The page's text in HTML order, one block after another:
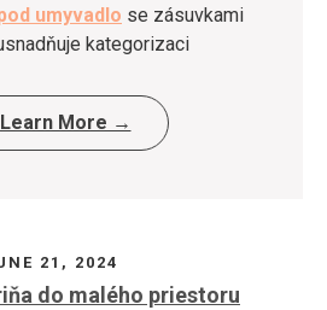
umyvadlo se zásuvkami
kategorizaci
Learn More →
21, 2024
do malého priestoru